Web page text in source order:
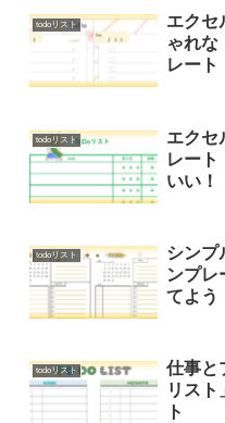
todoリスト
エクセ
ゃれな
レート
todoリスト
エクセ
レート
いい！
todoリスト
シンプ
ンプレ
てよう
todoリスト
仕事と
リス
ト